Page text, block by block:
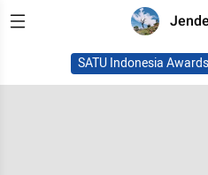
SATU Indonesia Awards